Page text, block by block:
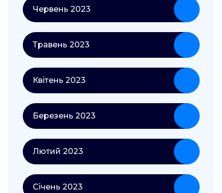
Червень 2023
Травень 2023
Квітень 2023
Березень 2023
Лютий 2023
Січень 2023